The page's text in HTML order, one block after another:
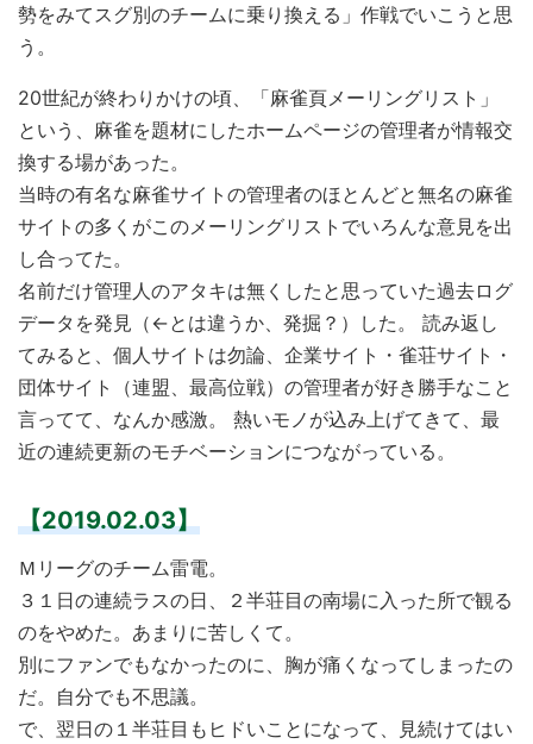
勢をみてスグ別のチームに乗り換える」作戦でいこうと思
う。
20世紀が終わりかけの頃、「麻雀頁メーリングリスト」
という、麻雀を題材にしたホームページの管理者が情報交
換する場があった。
当時の有名な麻雀サイトの管理者のほとんどと無名の麻雀
サイトの多くがこのメーリングリストでいろんな意見を出
し合ってた。
名前だけ管理人のアタキは無くしたと思っていた過去ログ
データを発見（←とは違うか、発掘？）した。 読み返し
てみると、個人サイトは勿論、企業サイト・雀荘サイト・
団体サイト（連盟、最高位戦）の管理者が好き勝手なこと
言ってて、なんか感激。 熱いモノが込み上げてきて、最
近の連続更新のモチベーションにつながっている。
【2019.02.03】
Ｍリーグのチーム雷電。
３１日の連続ラスの日、２半荘目の南場に入った所で観る
のをやめた。あまりに苦しくて。
別にファンでもなかったのに、胸が痛くなってしまったの
だ。自分でも不思議。
で、翌日の１半荘目もヒドいことになって、見続けてはい